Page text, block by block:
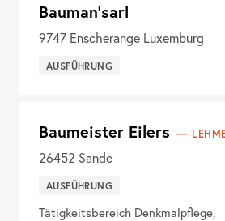
Bauman'sarl
9747 Enscherange Luxemburg
AUSFÜHRUNG
Baumeister Eilers
26452 Sande
AUSFÜHRUNG
Tätigkeitsbereich Denkmalpflege,